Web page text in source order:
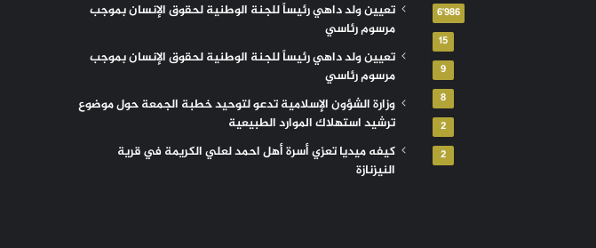
6٬986
15
9
8
2
2
تعيين ولد داهي رئيساً للجنة الوطنية لحقوق الإنسان بموجب
مرسوم رئاسي
تعيين ولد داهي رئيساً للجنة الوطنية لحقوق الإنسان بموجب
مرسوم رئاسي
وزارة الشؤون الإسلامية تدعو لتوحيد خطبة الجمعة حول موضوع
ترشيد استهلاك الموارد الطبيعية
كيفه ميديا تعزي أسرة أهل احمد لعلي الكريمة في قرية
النيزنازة